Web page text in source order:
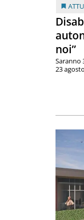
noi”
Saranno
23